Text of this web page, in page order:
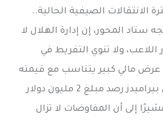
الانتقالات الصيفية الحالية..
ستاد المحور، إن إدارة الهلال لا
ولا تنوي التفريط في
عرض مالي كبير يتناسب مع قيمته
الفنية.. وأضاف أن نادي بيراميدز رصد مبلغ 2 مليون دولار
إلى أن المفاوضات لا تزال